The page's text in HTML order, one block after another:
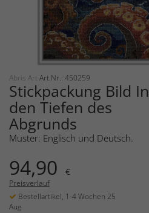
Abris Art Art.Nr.: 450259
Stickpackung Bild In
den Tiefen des
Abgrunds
Muster: Englisch und Deutsch.
94,90 €
Preisverlauf
Bestellartikel, 1-4 Wochen 25
Aug